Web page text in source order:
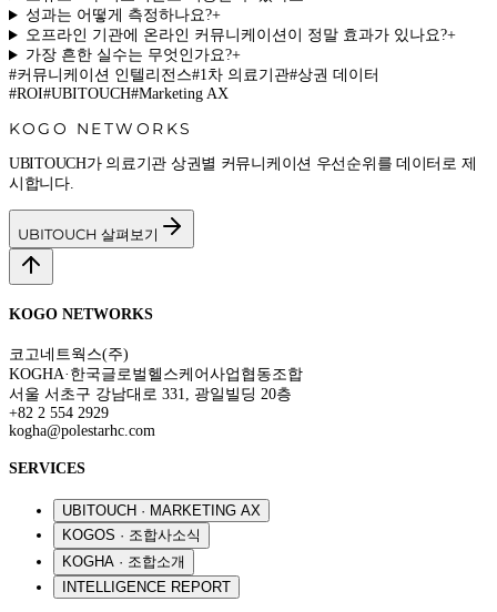
성과는 어떻게 측정하나요?+
오프라인 기관에 온라인 커뮤니케이션이 정말 효과가 있나요?+
가장 흔한 실수는 무엇인가요?+
#커뮤니케이션 인텔리전스#1차 의료기관#상권 데이터
#ROI#UBITOUCH#Marketing AX
KOGO NETWORKS
UBITOUCH가 의료기관 상권별 커뮤니케이션 우선순위를 데이터로 제
시합니다.
UBITOUCH 살펴보기
KOGO NETWORKS
코고네트웍스(주)
KOGHA·한국글로벌헬스케어사업협동조합
서울 서초구 강남대로 331, 광일빌딩 20층
+82 2 554 2929
kogha@polestarhc.com
SERVICES
UBITOUCH · MARKETING AX
KOGOS · 조합사소식
KOGHA · 조합소개
INTELLIGENCE REPORT